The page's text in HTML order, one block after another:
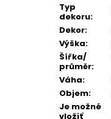
Typ
dekoru:
Dekor:
Výška:
Šířka/
průměr:
Váha:
Objem:
Je možné
vložiť